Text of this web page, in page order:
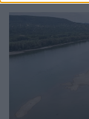
Vidékfejlesztési